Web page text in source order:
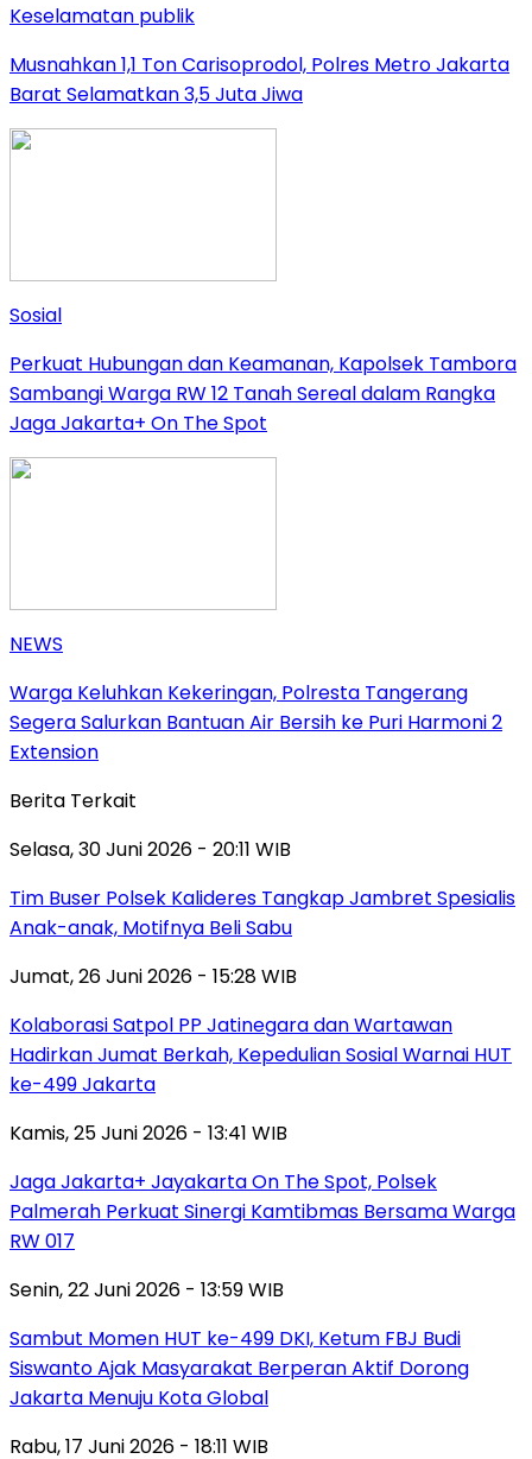
Keselamatan publik
Musnahkan 1,1 Ton Carisoprodol, Polres Metro Jakarta
Barat Selamatkan 3,5 Juta Jiwa
Sosial
Perkuat Hubungan dan Keamanan, Kapolsek Tambora
Sambangi Warga RW 12 Tanah Sereal dalam Rangka
Jaga Jakarta+ On The Spot
NEWS
Warga Keluhkan Kekeringan, Polresta Tangerang
Segera Salurkan Bantuan Air Bersih ke Puri Harmoni 2
Extension
Berita Terkait
Selasa, 30 Juni 2026 - 20:11 WIB
Tim Buser Polsek Kalideres Tangkap Jambret Spesialis
Anak-anak, Motifnya Beli Sabu
Jumat, 26 Juni 2026 - 15:28 WIB
Kolaborasi Satpol PP Jatinegara dan Wartawan
Hadirkan Jumat Berkah, Kepedulian Sosial Warnai HUT
ke-499 Jakarta
Kamis, 25 Juni 2026 - 13:41 WIB
Jaga Jakarta+ Jayakarta On The Spot, Polsek
Palmerah Perkuat Sinergi Kamtibmas Bersama Warga
RW 017
Senin, 22 Juni 2026 - 13:59 WIB
Sambut Momen HUT ke-499 DKI, Ketum FBJ Budi
Siswanto Ajak Masyarakat Berperan Aktif Dorong
Jakarta Menuju Kota Global
Rabu, 17 Juni 2026 - 18:11 WIB